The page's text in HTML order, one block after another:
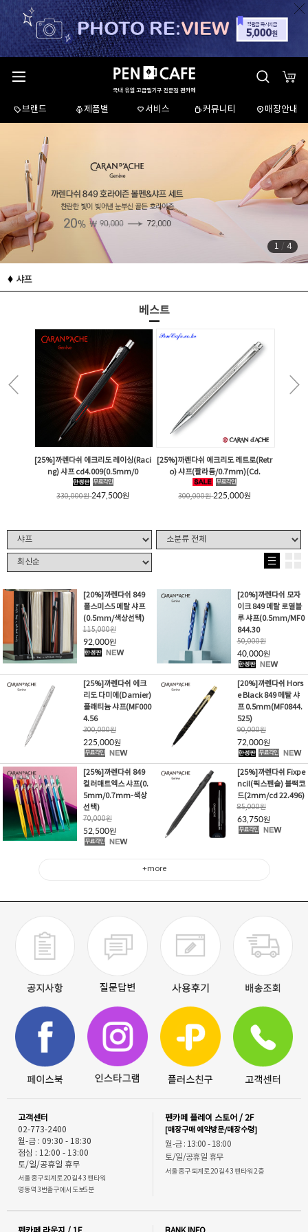
브랜드 제품별 서비스 커뮤니티 매장안내
1 / 4
샤프
베스트
[25%]까렌다쉬 에크리도 레이싱(Raci
ng) 샤프 cd4.009(0.5mm/0
330,000원 247,500원
[25%]까렌다쉬 에크리도 레트로(Retr
o) 샤프(팔라듐/0.7mm)(Cd.
300,000원 225,000원
[20%]까렌다쉬 849
폴스미스5 메탈 샤프
(0.5mm/색상선택)
115,000원
92,000원
[20%]까렌다쉬 모자
이크 849 메탈 로열블
루 샤프(0.5mm/MF0
844.30
50,000원
40,000원
[25%]까렌다쉬 에크
리도 다미에(Damier)
플래티늄 샤프(MF000
4.56
300,000원
225,000원
[20%]까렌다쉬 Hors
e Black 849 메탈 샤
프 0.5mm(MF0844.
525)
90,000원
72,000원
[25%]까렌다쉬 849
컬러매트엑스 샤프(0.
5mm/0.7mm-색상
선택)
70,000원
52,500원
[25%]까렌다쉬 Fixpe
ncil(픽스펜슬) 블랙코
드(2mm/cd 22.496)
85,000원
63,750원
+more
고객센터
02-773-2400
월-금 : 09:30 - 18:30
점심 : 12:00 - 13:00
토/일/공휴일 휴무
서울 중구 퇴계로 20길 43 펜타워
명동역 3번출구에서 도보5분
펜카페 플레이 스토어 / 2F
[매장구매 예약방문/매장수령]
월-금 : 13:00 - 18:00
토/일/공휴일 휴무
서울 중구 퇴계로 20길 43 펜타워 2층